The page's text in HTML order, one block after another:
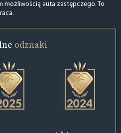
możliwością auta zastępczego. To
odznaki